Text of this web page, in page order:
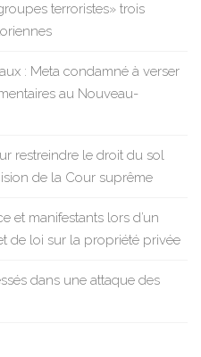
terroristes» trois
: Meta condamné à verser
au Nouveau-
restreindre le droit du sol
de la Cour suprême
et manifestants lors d’un
de loi sur la propriété privée
dans une attaque des